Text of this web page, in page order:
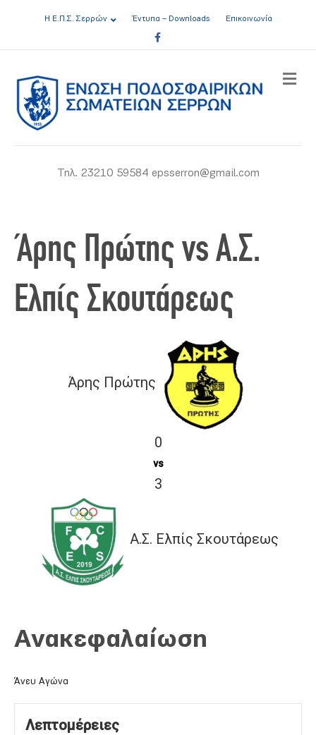
Η Ε.Π.Σ. Σερρών Έντυπα – Downloads
Επικοινωνία
Facebook
Τηλ. 23210 59584 epsserron@gmail.com
Άρης Πρώτης vs Α.Σ.
Ελπίς Σκουτάρεως
Άρης Πρώτης
0
vs
3
Α.Σ. Ελπίς Σκουτάρεως
Ανακεφαλαίωση
Άνευ Αγώνα
Λεπτομέρειες